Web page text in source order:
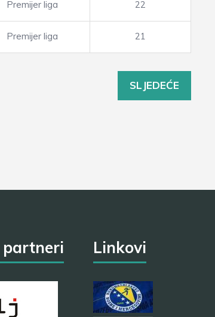
Premijer liga 22
Premijer liga 21
SLJEDEĆE
partneri Linkovi